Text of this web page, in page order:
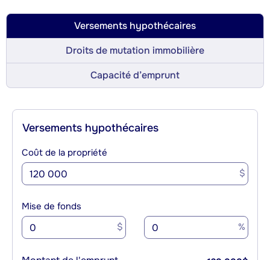
Versements hypothécaires
Droits de mutation immobilière
Capacité d’emprunt
Versements hypothécaires
Coût de la propriété
$
Mise de fonds
$ %